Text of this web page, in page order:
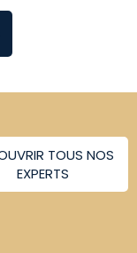
TOUS NOS
EXPERTS